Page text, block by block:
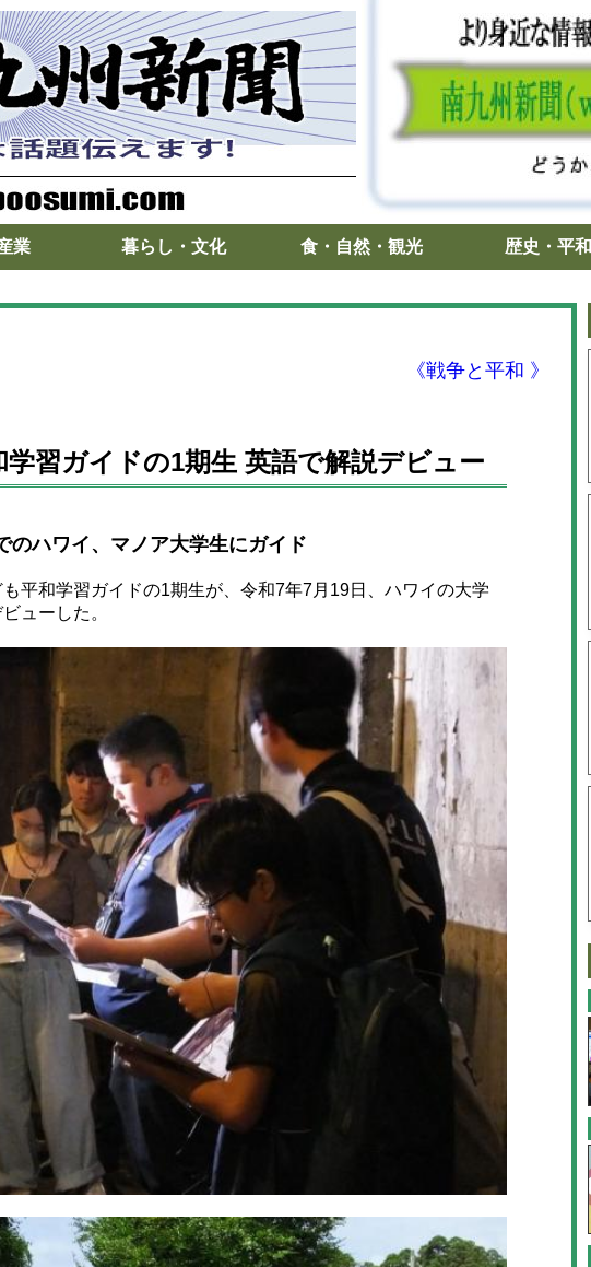
業 暮らし・文化 食・自然・観光 歴史・平和
《戦争と平和 》
学習ガイドの1期生 英語で解説デビュー
のハワイ、マノア大学生にガイド
平和学習ガイドの1期生が、令和7年7月19日、ハワイの大学
ューした。